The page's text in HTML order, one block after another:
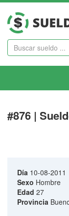
#876 |
Día 10-08-2011
Sexo Hombre
Edad 27
Provincia